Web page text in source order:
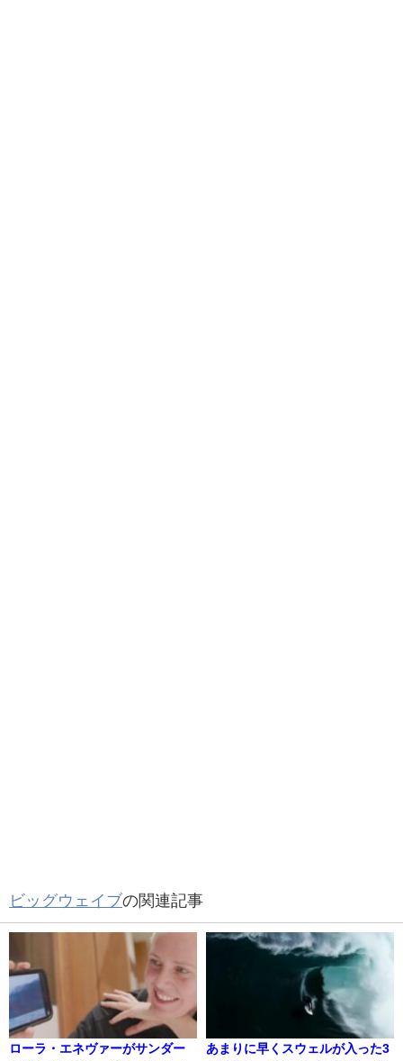
ビッグウェイブの関連記事
ローラ・エネヴァーがサンダー
あまりに早くスウェルが入った3